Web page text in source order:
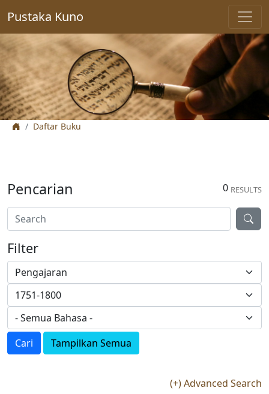
Pustaka Kuno
Daftar Buku
0 RESULTS
Pencarian
Filter
Cari Tampilkan Semua
(+) Advanced Search